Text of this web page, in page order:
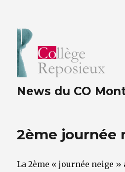
News du CO
2ème journée
La 2ème « journée neige